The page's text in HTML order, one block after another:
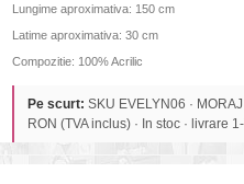
Lungime aproximativa: 150 cm
Latime aproximativa: 30 cm
Compozitie: 100% Acrilic
Pe scurt: SKU EVELYN06 ·
RON (TVA inclus) · In stoc · livrare